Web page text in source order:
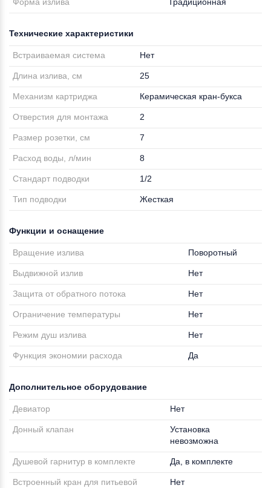
Технические характеристики
Встраиваемая система Нет
Длина излива, см 25
Механизм картриджа Керамическая кран-букса
Отверстия для монтажа 2
Размер розетки, см 7
Расход воды, л/мин 8
Стандарт подводки 1/2
Тип подводки Жесткая
Функции и оснащение
Вращение излива Поворотный
Выдвижной излив Нет
Защита от обратного потока Нет
Ограничение температуры Нет
Режим душ излива Нет
Функция экономии расхода Да
Дополнительное оборудование
Девиатор Нет
Донный клапан
Установка
невозможна
Душевой гарнитур в комплекте Да, в комплекте
Встроенный кран для питьевой
Нет